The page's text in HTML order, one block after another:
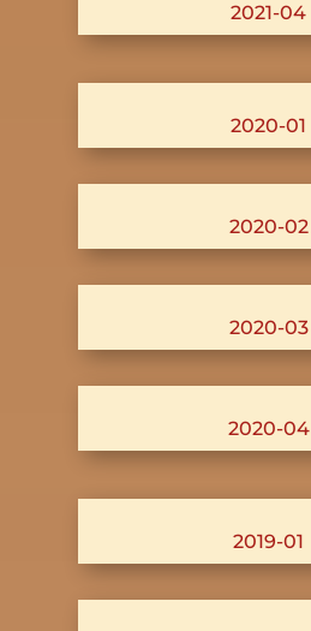
2021-04
2020-01
2020-02
2020-03
2020-04
2019-01